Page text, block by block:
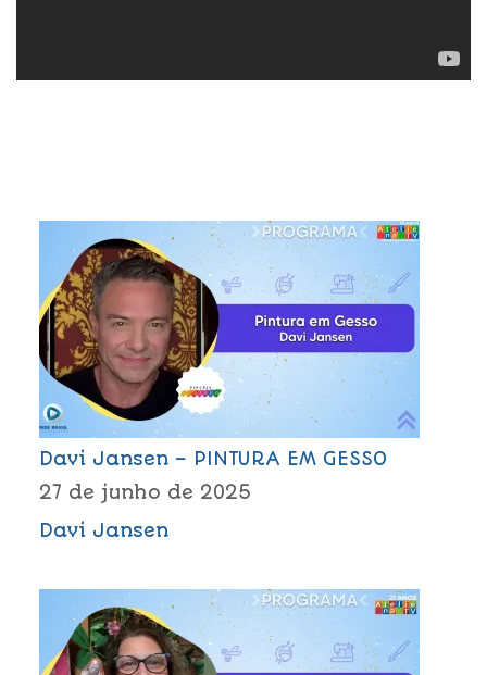
Davi Jansen – PINTURA EM GESSO
27 de junho de 2025
Davi Jansen